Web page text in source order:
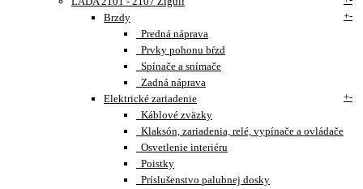
Brzdy
+-
Predná náprava
Prvky pohonu bŕzd
Spínače a snímače
Zadná náprava
Elektrické zariadenie
+-
Káblové zväzky
Klaksón, zariadenia, relé, vypínače a ovládače
Osvetlenie interiéru
Poistky
Príslušenstvo palubnej dosky